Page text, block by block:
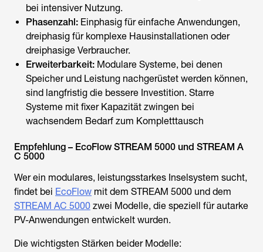
bei intensiver Nutzung.
Phasenzahl: Einphasig für einfache Anwendungen,
dreiphasig für komplexe Hausinstallationen oder
dreiphasige Verbraucher.
Erweiterbarkeit: Modulare Systeme, bei denen
Speicher und Leistung nachgerüstet werden können,
sind langfristig die bessere Investition. Starre
Systeme mit fixer Kapazität zwingen bei
wachsendem Bedarf zum Kompletttausch
Empfehlung – EcoFlow STREAM 5000 und STREAM A
C 5000
Wer ein modulares, leistungsstarkes Inselsystem sucht,
findet bei EcoFlow mit dem STREAM 5000 und dem
STREAM AC 5000 zwei Modelle, die speziell für autarke
PV-Anwendungen entwickelt wurden.
Die wichtigsten Stärken beider Modelle: